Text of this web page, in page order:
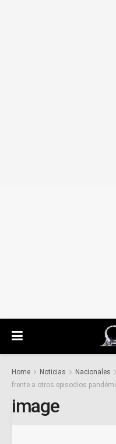
Home Noticias Nacionales
frente a otros episodios
image